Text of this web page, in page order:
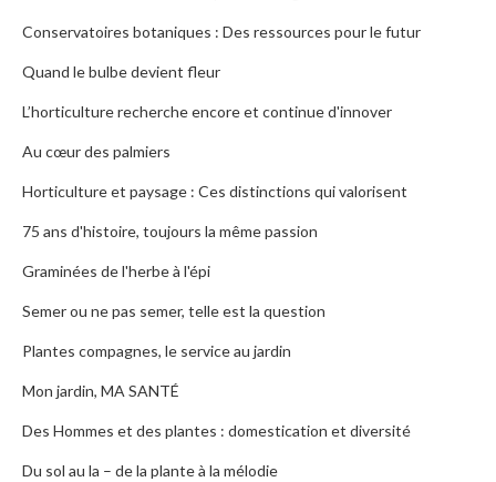
Conservatoires botaniques : Des ressources pour le futur
Quand le bulbe devient fleur
L’horticulture recherche encore et continue d'innover
Au cœur des palmiers
Horticulture et paysage : Ces distinctions qui valorisent
75 ans d'histoire, toujours la même passion
Graminées de l'herbe à l'épi
Semer ou ne pas semer, telle est la question
Plantes compagnes, le service au jardin
Mon jardin, MA SANTÉ
Des Hommes et des plantes : domestication et diversité
Du sol au la – de la plante à la mélodie